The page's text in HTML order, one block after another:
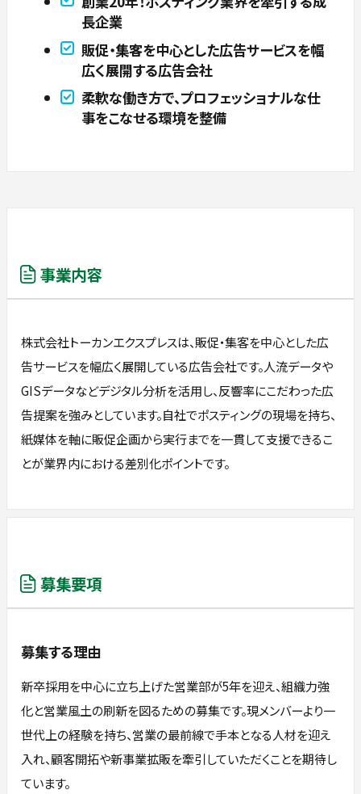
長企業
販促・集客を中心とした広告サービスを幅
広く展開する広告会社
柔軟な働き方で、プロフェッショナルな仕
事をこなせる環境を整備
事業内容
株式会社トーカンエクスプレスは、販促・集客を中心とした広
告サービスを幅広く展開している広告会社です。人流データや
GISデータなどデジタル分析を活用し、反響率にこだわった広
告提案を強みとしています。自社でポスティングの現場を持ち、
紙媒体を軸に販促企画から実行までを一貫して支援できるこ
とが業界内における差別化ポイントです。
募集要項
募集する理由
新卒採用を中心に立ち上げた営業部が5年を迎え、組織力強
化と営業風土の刷新を図るための募集です。現メンバーより一
世代上の経験を持ち、営業の最前線で手本となる人材を迎え
入れ、顧客開拓や新事業拡販を牽引していただくことを期待し
ています。